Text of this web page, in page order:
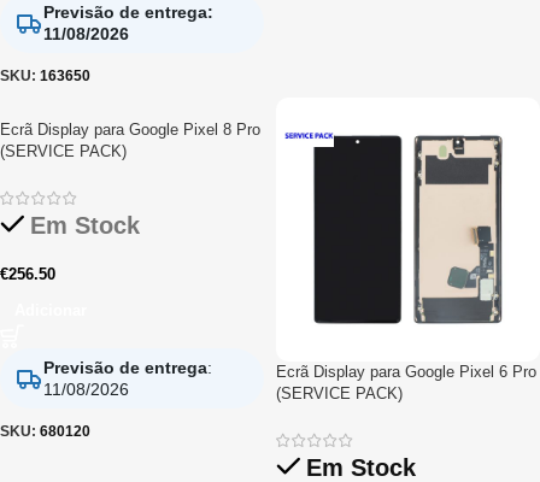
Previsão de entrega:
11/08/2026
SKU: 163650
Ecrã Display para Google Pixel 8 Pro
(SERVICE PACK)
Em Stock
€256.50
Previsão de entrega:
11/08/2026
SKU: 680120
Ecrã Display para Google Pixel 6 Pro
(SERVICE PACK)
Em Stock